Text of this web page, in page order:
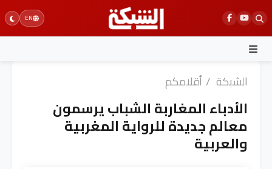
Skip
to
content
EN
الشبكة / أقلامكم
الأدباء المغاربة الشباب يرسمون
معالم جديدة للرواية المغربية
والعربية